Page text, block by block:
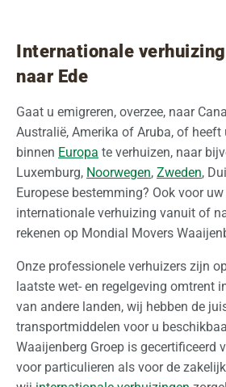
Internationale
naar Ede
Gaat u emigreren, overzee, naar
Australië, Amerika of Aruba, of heeft
binnen Europa te verhuizen, naar
Luxemburg, Noorwegen, Zweden,
Europese bestemming? Ook voor
internationale verhuizing vanuit of
rekenen op Mondial Movers
Onze professionele verhuizers zijn
laatste wet- en regelgeving omtrent
van andere landen, wij hebben de
transportmiddelen voor u
Waaijenberg Groep is gecertificeerd
voor particulieren als voor de